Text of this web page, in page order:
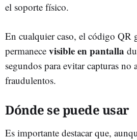
el soporte físico.
En cualquier caso, el código QR
permanece visible en pantalla
segundos para evitar capturas no
fraudulentos.
Dónde se puede usar
Es importante destacar que,